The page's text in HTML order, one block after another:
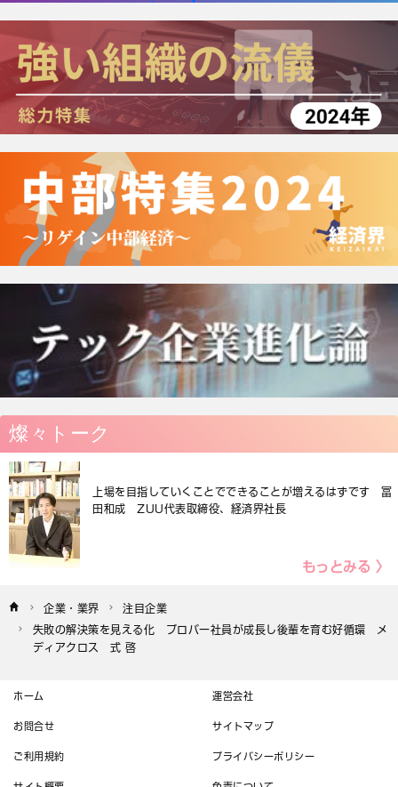
燦々トーク
上場を目指していくことでできることが増えるはずです 冨
田和成 ZUU代表取締役、経済界社長
もっとみる 〉
企業・業界
注目企業
失敗の解決策を見える化　プロパー社員が成長し後輩を育む好循環　メ
ディアクロス　式 啓
ホーム 運営会社
お問合せ サイトマップ
ご利用規約 プライバシーポリシー